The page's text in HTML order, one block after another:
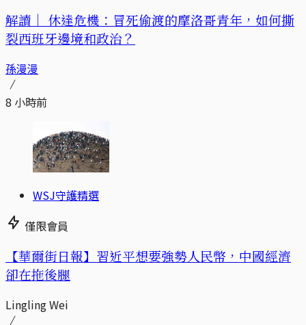
解讀｜ 休達危機：冒死偷渡的摩洛哥青年，如何撕
裂西班牙邊境和政治？
孫漫漫
8 小時前
WSJ守護精選
僅限會員
【華爾街日報】習近平想要強勢人民幣，中國經濟
卻在拖後腿
Lingling Wei